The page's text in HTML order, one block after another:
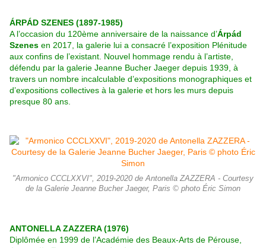
ÁRPÁD SZENES (1897-1985)
A l’occasion du 120ème anniversaire de la naissance d’Árpád
Szenes en 2017, la galerie lui a consacré l’exposition Plénitude
aux confins de l’existant. Nouvel hommage rendu à l’artiste,
défendu par la galerie Jeanne Bucher Jaeger depuis 1939, à
travers un nombre incalculable d’expositions monographiques et
d’expositions collectives à la galerie et hors les murs depuis
presque 80 ans.
"Armonico CCCLXXVI", 2019-2020 de Antonella ZAZZERA - Courtesy
de la Galerie Jeanne Bucher Jaeger, Paris © photo Éric Simon
ANTONELLA ZAZZERA (1976)
Diplômée en 1999 de l’Académie des Beaux-Arts de Pérouse,